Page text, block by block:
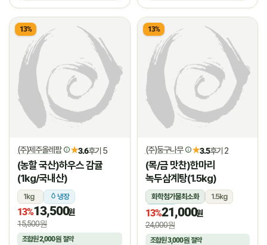
13%
(주)제주올레팜 ★3.6후기 5
(농할 국산)하우스 감귤
(1kg/국내산)
1kg 냉장
13%13,500원
15,500원
조합원2,000원 절약
13%
(주)둥구나무 ★3.5후기 2
(목/금 맛찬)한마리
녹두삼계탕(1.5kg)
화학첨가물최소화
1.5kg
냉장
13%21,000원
24,000원
조합원3,000원절약